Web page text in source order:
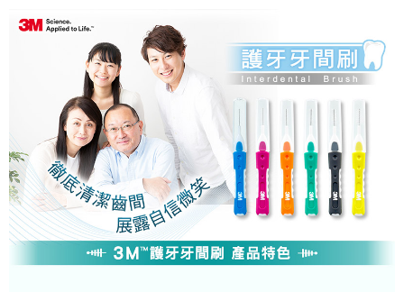
結帳頁面，進行簡訊認證並確認金額後，即可完成結帳。
２．訂單成立數日內，您將收到繳費通知簡訊。
３．收到繳費通知簡訊後14天內，點擊此簡訊中的連結，可透過四大超商／
ATM／網路銀行／等多元方式進行付款，方視為交易完成。
※ 請注意：結帳手續完成當下不需立刻繳費，但若您需要取消訂單，請聯絡
購買商品的店家。未經商家同意取消之訂單仍視為有效，需透過AFTEE先享
後付繳納相關費用。
※ 交易是否成功請以「AFTEE先享後付 」之結帳頁面顯示為準，若有關於
是否繳費成功／繳費後需取消欲退款等相關疑問，請聯繫「AFTEE先享後付
客戶支援中心」
https://netprotections.freshdesk.com/support/home
【注意事項】
１．透過由恩沛科技股份有限公司提供之「AFTEE先享後付」服務完成之交
易，需依本服務之必要範圍內提供個人資料，並將交易相關給付款項請求債
權轉讓予恩沛科技股份有限公司。
２．關於個人資料處理事宜，請瀏覽以下網址：
付款後全家取貨
每筆NT$60，滿NT$499(含以上)免運費
7-11取貨付款
每筆NT$60，滿NT$499(含以上)免運費
付款後7-11取貨
每筆NT$60，滿NT$499(含以上)免運費
宅配
每筆NT$70，滿NT$599(含以上)免運費